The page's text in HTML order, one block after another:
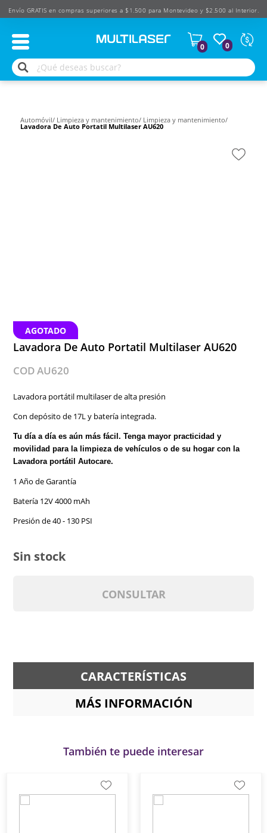
Envío GRATIS en compras superiores a $1.500 para Montevideo y $2.500 al Interior.
Según
$
0
0
Automóvil/ Limpieza y mantenimiento/ Limpieza y mantenimiento/
Lavadora De Auto Portatil Multilaser AU620
AGOTADO
Lavadora De Auto Portatil Multilaser AU620
COD AU620
Lavadora portátil multilaser de alta presión
Con depósito de 17L y batería integrada.
Tu día a día es aún más fácil. Tenga mayor practicidad y
movilidad para la limpieza de vehículos o de su hogar con la
Lavadora portátil Autocare.
1 Año de Garantía
Batería 12V 4000 mAh
Presión de 40 - 130 PSI
Sin stock
CONSULTAR
CARACTERÍSTICAS
MÁS INFORMACIÓN
También te puede interesar